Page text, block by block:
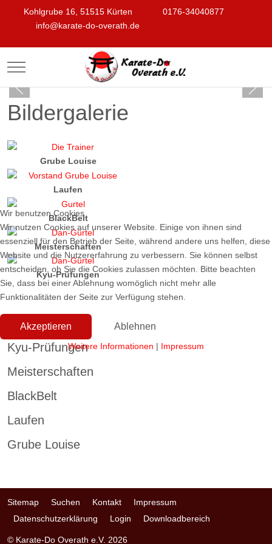
Kohlgrube 16, 51515 Kürten
0176-34040877
info@karate-do-overath.de
Mobile Menu Toggle
Bildergalerie
Grube Louise
Laufen
BlackBelt
Meisterschaften
Kyu-Prüfungen
Kyu-Prüfungen
Meisterschaften
BlackBelt
Laufen
Grube Louise
Sitemap Suchen Kontakt
Impressum
Datenschutzerklärung
Login Downloadbereich
© Karate-Do Overath e.V. 2026
Wir benutzen Cookies
Wir nutzen Cookies auf unserer Website. Einige von ihnen sind
essenziell für den Betrieb der Seite, während andere uns helfen, diese
Website und die Nutzererfahrung zu verbessern. Sie können selbst
entscheiden, ob Sie die Cookies zulassen möchten. Bitte beachten
Sie, dass bei einer Ablehnung womöglich nicht mehr alle
Funktionalitäten der Seite zur Verfügung stehen.
Akzeptieren Ablehnen
Weitere Informationen | Impressum